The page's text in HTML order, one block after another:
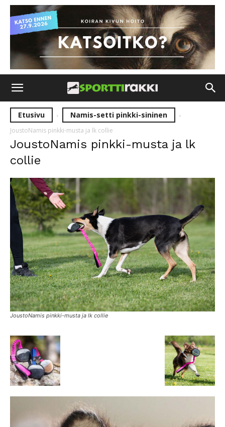
Etusivu Namis-setti pinkki-sininen
JoustoNamis pinkki-musta ja lk collie
JoustoNamis pinkki-musta ja lk
collie
JoustoNamis pinkki-musta ja lk collie